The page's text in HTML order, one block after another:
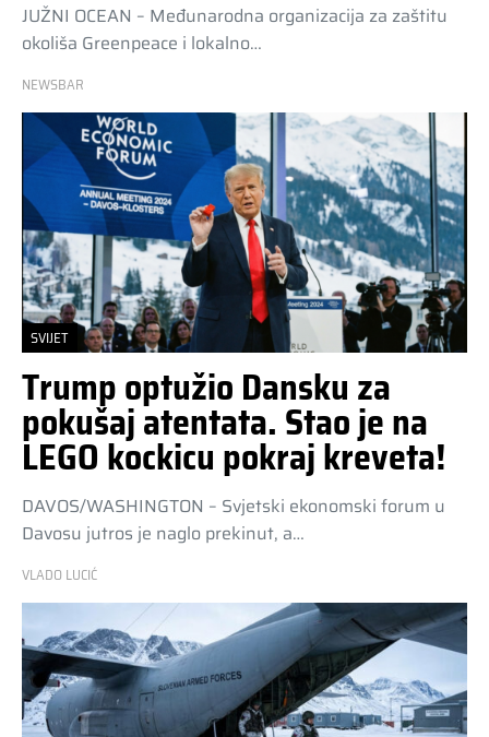
JUŽNI OCEAN – Međunarodna organizacija za zaštitu
okoliša Greenpeace i lokalno…
NEWSBAR
SVIJET
Trump optužio Dansku za
pokušaj atentata. Stao je na
LEGO kockicu pokraj kreveta!
DAVOS/WASHINGTON – Svjetski ekonomski forum u
Davosu jutros je naglo prekinut, a…
VLADO LUCIĆ